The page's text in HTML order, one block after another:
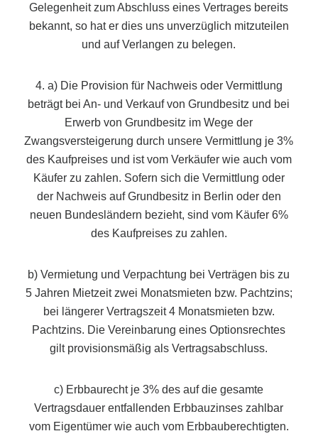
Gelegenheit zum Abschluss eines Vertrages bereits
bekannt, so hat er dies uns unverzüglich mitzuteilen
und auf Verlangen zu belegen.
4. a) Die Provision für Nachweis oder Vermittlung
beträgt bei An- und Verkauf von Grundbesitz und bei
Erwerb von Grundbesitz im Wege der
Zwangsversteigerung durch unsere Vermittlung je 3%
des Kaufpreises und ist vom Verkäufer wie auch vom
Käufer zu zahlen. Sofern sich die Vermittlung oder
der Nachweis auf Grundbesitz in Berlin oder den
neuen Bundesländern bezieht, sind vom Käufer 6%
des Kaufpreises zu zahlen.
b) Vermietung und Verpachtung bei Verträgen bis zu
5 Jahren Mietzeit zwei Monatsmieten bzw. Pachtzins;
bei längerer Vertragszeit 4 Monatsmieten bzw.
Pachtzins. Die Vereinbarung eines Optionsrechtes
gilt provisionsmäßig als Vertragsabschluss.
c) Erbbaurecht je 3% des auf die gesamte
Vertragsdauer entfallenden Erbbauzinses zahlbar
vom Eigentümer wie auch vom Erbbauberechtigten.